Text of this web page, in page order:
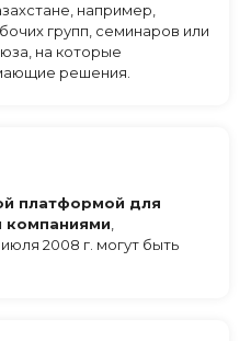
например,
групп, семинаров или
на которые
решения.
платформой для
компаниями,
2008 г. могут быть